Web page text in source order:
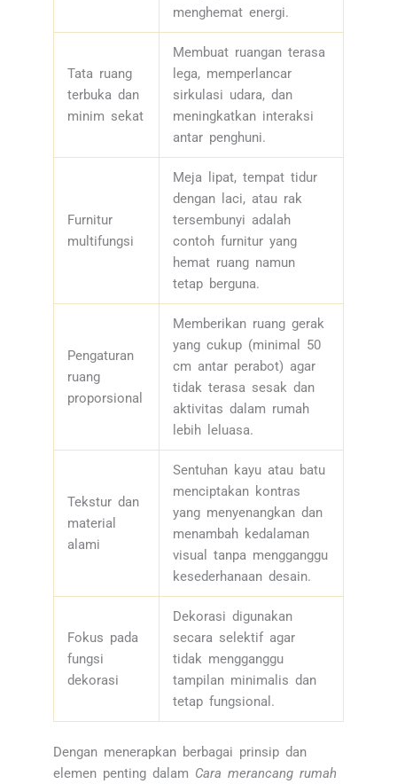
menghemat energi.
Tata ruang
terbuka dan
minim sekat
Membuat ruangan terasa
lega, memperlancar
sirkulasi udara, dan
meningkatkan interaksi
antar penghuni.
Furnitur
multifungsi
Meja lipat, tempat tidur
dengan laci, atau rak
tersembunyi adalah
contoh furnitur yang
hemat ruang namun
tetap berguna.
Pengaturan
ruang
proporsional
Memberikan ruang gerak
yang cukup (minimal 50
cm antar perabot) agar
tidak terasa sesak dan
aktivitas dalam rumah
lebih leluasa.
Tekstur dan
material
alami
Sentuhan kayu atau batu
menciptakan kontras
yang menyenangkan dan
menambah kedalaman
visual tanpa mengganggu
kesederhanaan desain.
Fokus pada
fungsi
dekorasi
Dekorasi digunakan
secara selektif agar
tidak mengganggu
tampilan minimalis dan
tetap fungsional.
Dengan menerapkan berbagai prinsip dan
elemen penting dalam Cara merancang rumah